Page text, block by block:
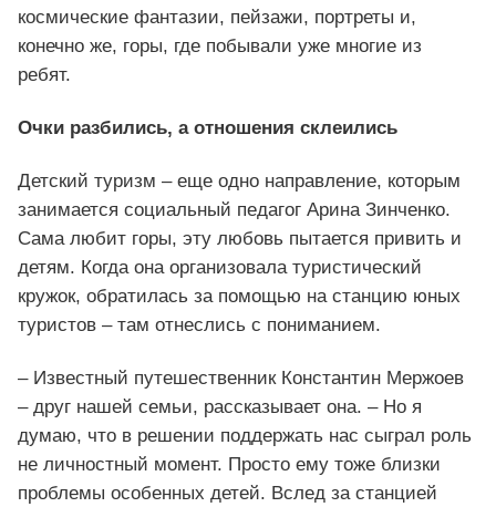
космические фантазии, пейзажи, портреты и,
конечно же, горы, где побывали уже многие из
ребят.
Очки разбились, а отношения склеились
Детский туризм – еще одно направление, которым
занимается социальный педагог Арина Зинченко.
Сама любит горы, эту любовь пытается привить и
детям. Когда она организовала туристический
кружок, обратилась за помощью на станцию юных
туристов – там отнеслись с пониманием.
– Известный путешественник Константин Мержоев
– друг нашей семьи, рассказывает она. – Но я
думаю, что в решении поддержать нас сыграл роль
не личностный момент. Просто ему тоже близки
проблемы особенных детей. Вслед за станцией